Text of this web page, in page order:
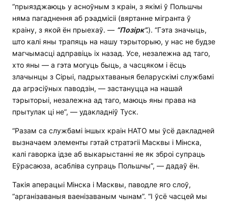
“прыязджаюць у асноўным з краін, з якімі ў Польшчы
няма пагаднення аб рэадмісіі (вяртанне мігранта ў
краіну, з якой ён прыехаў. — “Позірк”.). “Гэта значыць,
што калі яны трапяць на нашу тэрыторыю, у нас не будзе
магчымасці адправіць іх назад. Усе, незалежна ад таго,
хто яны — а гэта могуць быць, а часцяком і ёсць
злачынцы з Сірыі, падрыхтаваныя беларускімі службамі
да агрэсіўных паводзін, — застануцца на нашай
тэрыторыі, незалежна ад таго, маюць яны права на
прытулак ці не”, — удакладніў Туск.
“Разам са службамі іншых краін НАТО мы ўсё дакладней
вызначаем элементы гэтай стратэгіі Масквы і Мінска,
калі гаворка ідзе аб выкарыстанні яе як зброі супраць
Еўрасаюза, асабліва супраць Польшчы”, — дадаў ён.
Такія аперацыі Мінска і Масквы, паводле яго слоў,
“арганізаваныя ваенізаваным чынам”. “І ўсё часцей мы